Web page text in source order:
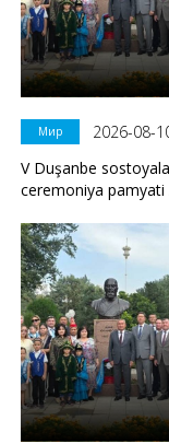
Мир
2026-08-
V Duşanbe
ceremoniya pamyati